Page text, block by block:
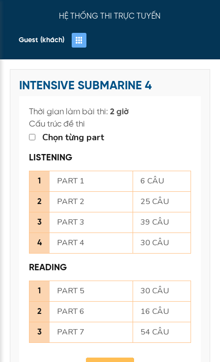
HỆ THỐNG THI TRỰC TUYẾN
Guest (khách)
INTENSIVE SUBMARINE 4
Thời gian làm bài thi: 2 giờ
Cấu trúc đề thi
Chọn từng part
LISTENING
1 PART 1 6 CÂU
2 PART 2 25 CÂU
3 PART 3 39 CÂU
4 PART 4 30 CÂU
READING
1 PART 5 30 CÂU
2 PART 6 16 CÂU
3 PART 7 54 CÂU